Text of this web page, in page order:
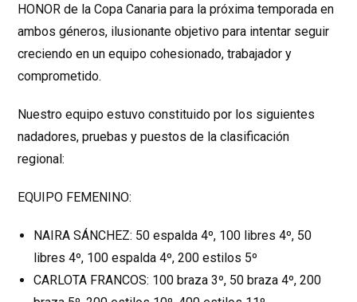
HONOR de la Copa Canaria para la próxima temporada en
ambos géneros, ilusionante objetivo para intentar seguir
creciendo en un equipo cohesionado, trabajador y
comprometido.
Nuestro equipo estuvo constituido por los siguientes
nadadores, pruebas y puestos de la clasificación
regional:
EQUIPO FEMENINO:
NAIRA SÁNCHEZ: 50 espalda 4º, 100 libres 4º, 50
libres 4º, 100 espalda 4º, 200 estilos 5º
CARLOTA FRANCOS: 100 braza 3º, 50 braza 4º, 200